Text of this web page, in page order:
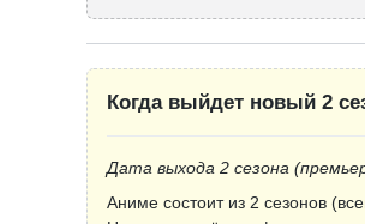
Когда выйдет новый 2
Дата выхода 2 сезона
Аниме состоит из 2 сезонов